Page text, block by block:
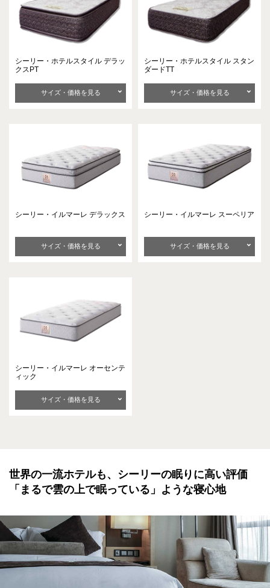
シーリー・ホテルスタイル デラッ
クスPT
サイズ・価格を見る
シーリー・ホテルスタイル スタン
ダードTT
サイズ・価格を見る
シーリー・イルマーレ デラックス
サイズ・価格を見る
シーリー・イルマーレ スーペリア
サイズ・価格を見る
シーリー・イルマーレ オーセンテ
ィック
サイズ・価格を見る
世界の一流ホテルも、シーリーの眠りに高い評価
「まるで雲の上で眠っている」ような寝心地